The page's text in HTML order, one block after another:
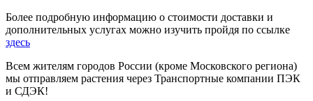
Более подробную информацию о стоимости доставки и
дополнительных услугах можно изучить пройдя по ссылке
здесь
Всем жителям городов России (кроме Московского региона)
мы отправляем растения через Транспортные компании ПЭК
и СДЭК!